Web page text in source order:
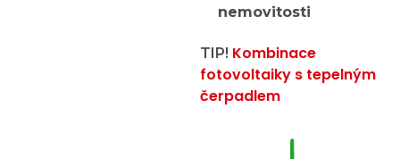
nemovitosti
TIP! Kombinace
fotovoltaiky s tepelným
čerpadlem